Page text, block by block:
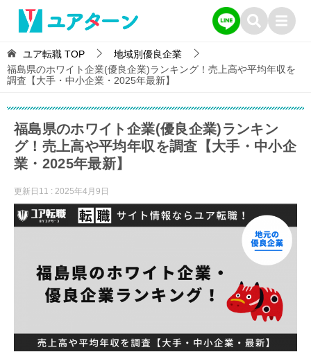
ユア転職 TOP
地域別優良企業
福島県のホワイト企業(優良企業)ランキング！売上高や平均年収を
調査【大手・中小企業・2025年最新】
福島県のホワイト企業(優良企業)ランキン
グ！売上高や平均年収を調査【大手・中小企
業・2025年最新】
更新日11 : 2025年4月9日